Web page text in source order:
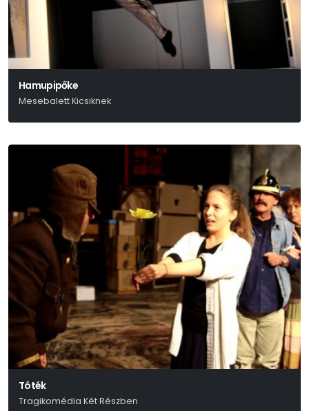
Hamupipőke
Mesebalett Kicsiknek
Tóték
Tragikomédia Két Részben